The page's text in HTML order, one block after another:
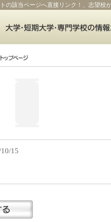
該当ページへ直接リンク！、志望校
15